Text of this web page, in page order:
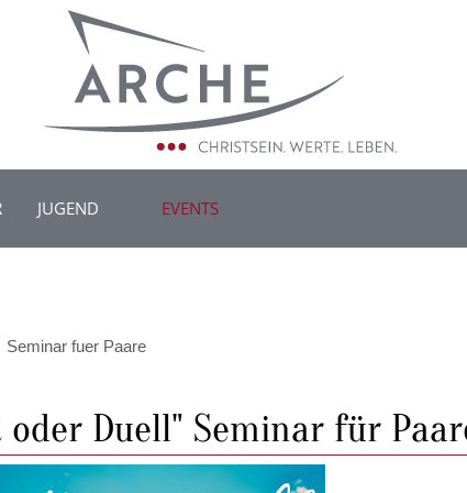
JUGEND EVENTS
Seminar fuer Paare
oder Duell" Seminar für